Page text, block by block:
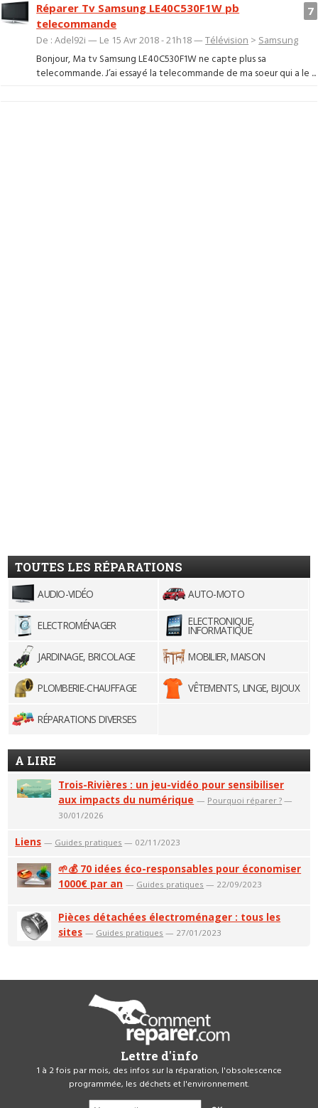
7
Réparer Tv Samsung LE40C530F1W pb
telecommande
De : Adel92i — Le 15 Avr 2018 - 21h18 —Télévision > Samsung
Bonjour, Ma tv Samsung LE40C530F1W ne capte plus sa
telecommande. J’ai essayé la telecommande de ma soeur qui a le ...
TOUTES LES RÉPARATIONS
AUDIO-VIDÉO AUTO-MOTO
ELECTROMÉNAGER ELECTRONIQUE,
INFORMATIQUE
JARDINAGE, BRICOLAGE
MOBILIER, MAISON
PLOMBERIE-CHAUFFAGE VÊTEMENTS, LINGE, BIJOUX
RÉPARATIONS DIVERSES
A LIRE
Trois-Rivières : un jeu-vidéo pour sensibiliser
aux impacts du numérique — Pourquoi réparer ? —
30/01/2026
Liens — Guides pratiques — 02/11/2023
🌱💰 70 idées éco-responsables pour économiser
1000€ par an — Guides pratiques — 22/09/2023
Pièces détachées électroménager : tous les
sites — Guides pratiques — 27/01/2023
Lettre d'info
1 à 2 fois par mois, des infos sur la réparation, l'obsolescence
programmée, les déchets et l'environnement.